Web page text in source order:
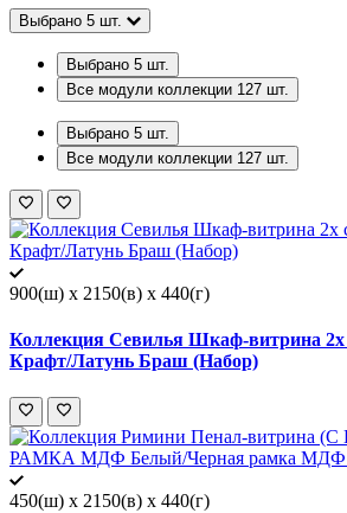
Выбрано 5 шт.
Выбрано 5 шт.
Все модули коллекции 127 шт.
Выбрано 5 шт.
Все модули коллекции 127 шт.
900(ш) x 2150(в) x 440(г)
Коллекция Севилья Шкаф-витрина
Крафт/Латунь Браш (Набор)
450(ш) x 2150(в) x 440(г)